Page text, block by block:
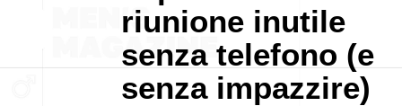
riunione inutile
senza telefono (e
senza impazzire)